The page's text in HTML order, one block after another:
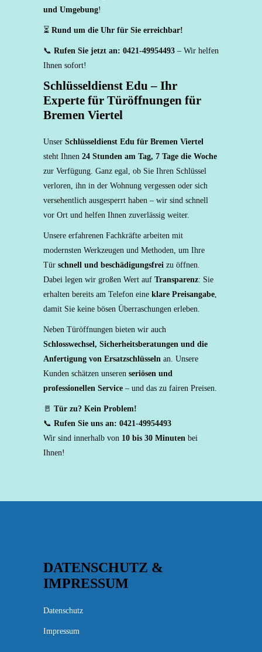
und Umgebung!
⏳ Rund um die Uhr für Sie erreichbar!
📞 Rufen Sie jetzt an: 0421-49954493 – Wir helfen
Ihnen sofort!
Schlüsseldienst Edu – Ihr
Experte für Türöffnungen für
Bremen Viertel
Unser Schlüsseldienst Edu für Bremen Viertel
steht Ihnen 24 Stunden am Tag, 7 Tage die Woche
zur Verfügung. Ganz egal, ob Sie Ihren Schlüssel
verloren, ihn in der Wohnung vergessen oder sich
versehentlich ausgesperrt haben – wir sind schnell
vor Ort und helfen Ihnen zuverlässig weiter.
Unsere erfahrenen Fachkräfte arbeiten mit
modernsten Werkzeugen und Methoden, um Ihre
Tür schnell und beschädigungsfrei zu öffnen.
Dabei legen wir großen Wert auf Transparenz: Sie
erhalten bereits am Telefon eine klare Preisangabe
damit Sie keine bösen Überraschungen erleben.
Neben Türöffnungen bieten wir auch
Schlosswechsel, Sicherheitsberatungen und die
Anfertigung von Ersatzschlüsseln an. Unsere
Kunden schätzen unseren seriösen und
professionellen Service – und das zu fairen Preisen.
🚪 Tür zu? Kein Problem!
📞 Rufen Sie uns an: 0421-49954493
Wir sind innerhalb von 10 bis 30 Minuten bei
Ihnen!
DATENSCHUTZ &
IMPRESSUM
Datenschutz
Impressum